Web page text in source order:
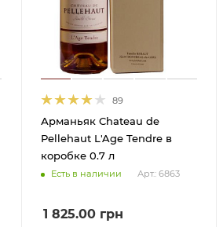
89
Арманьяк Chateau de
Pellehaut L'Age Tendre в
коробке 0.7 л
Есть в наличии Арт.: 6863
1 825.00грн